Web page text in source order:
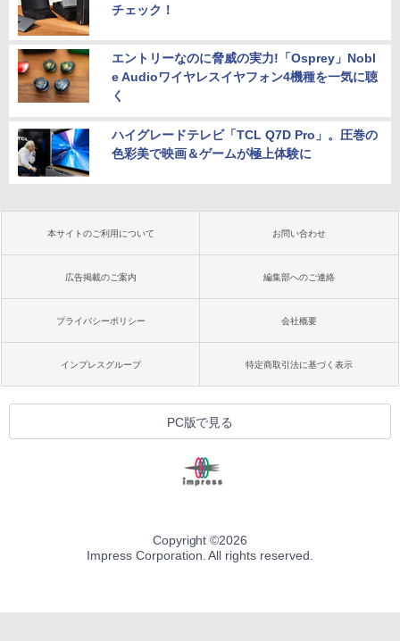
チェック！
エントリーなのに脅威の実力!「Osprey」Nobl
e Audioワイヤレスイヤフォン4機種を一気に聴
く
ハイグレードテレビ「TCL Q7D Pro」。圧巻の
色彩美で映画＆ゲームが極上体験に
本サイトのご利用について お問い合わせ
広告掲載のご案内 編集部へのご連絡
プライバシーポリシー 会社概要
インプレスグループ 特定商取引法に基づく表示
PC版で見る
Copyright ©2026
Impress Corporation. All rights reserved.